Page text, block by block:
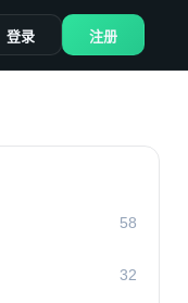
登录 注册
58
32